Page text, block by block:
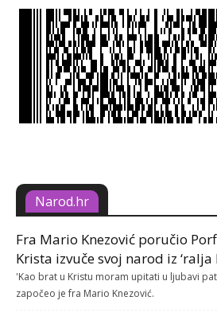
Narod.hr
Fra Mario Knezović poručio
Krista izvuče svoj narod iz ‘ralja
'Kao brat u Kristu moram upitati u ljubavi
započeo je fra Mario Knezović.